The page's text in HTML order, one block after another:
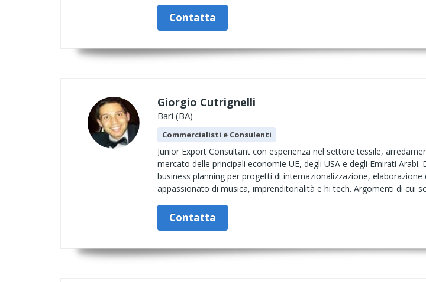
Contatta
Giorgio Cutrignelli
Bari (BA)
Commercialisti e Consulenti
Junior Export Consultant con esperienza nel settore tessile,
mercato delle principali economie UE, degli USA e degli Emirati
business planning per progetti di internazionalizzazione,
appassionato di musica, imprenditorialità e hi tech. Argomenti di cui
Contatta